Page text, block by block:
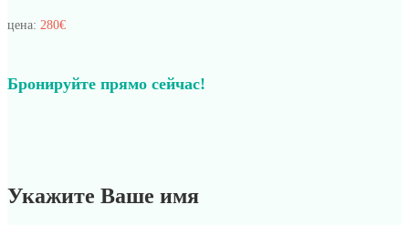
цена: 280€
Бронируйте прямо сейчас!
Укажите Ваше имя